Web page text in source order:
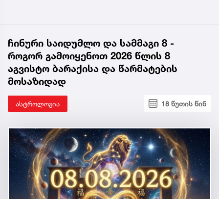
ჩინური საიდუმლო და სამმაგი 8 -
როგორ გამოიყენოთ 2026 წლის 8
აგვისტო ბარაქისა და წარმატების
მოსაზიდად
ასტროლოგია 18 წუთის წინ